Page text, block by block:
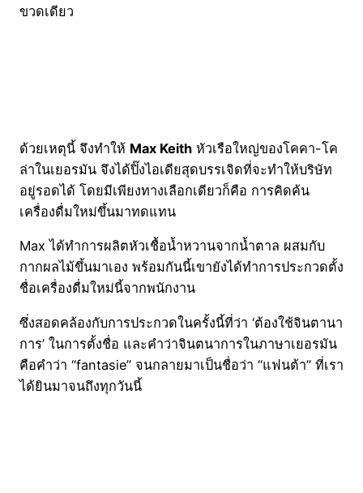
ขวดเดียว
ด้วยเหตุนี้ จึงทำให้ Max Keith หัวเรือใหญ่ของโคคา-โค
ล่าในเยอรมัน จึงได้ปิ๊งไอเดียสุดบรรเจิดที่จะทำให้บริษัท
อยู่รอดได้ โดยมีเพียงทางเลือกเดียวก็คือ การคิดค้น
เครื่องดื่มใหม่ขึ้นมาทดแทน
Max ได้ทำการผลิตหัวเชื้อน้ำหวานจากน้ำตาล ผสมกับ
กากผลไม้ขึ้นมาเอง พร้อมกันนี้เขายังได้ทำการประกวดตั้ง
ชื่อเครื่องดื่มใหม่นี้จากพนักงาน
ซึ่งสอดคล้องกับการประกวดในครั้งนี้ที่ว่า ‘ต้องใช้จินตานา
การ’ ในการตั้งชื่อ และคำว่าจินตนาการในภาษาเยอรมัน
คือคำว่า “fantasie” จนกลายมาเป็นชื่อว่า “แฟนต้า” ที่เรา
ได้ยินมาจนถึงทุกวันนี้